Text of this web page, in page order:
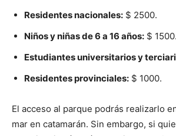
Residentes nacionales: $ 2500.
Niños y niñas de 6 a 16 años: $ 1500.
Estudiantes universitarios y
Residentes provinciales: $ 1000.
El acceso al parque podrás realizarlo
mar en catamarán. Sin embargo, si